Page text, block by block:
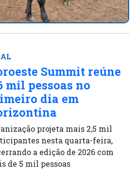
Summit reúne
mil pessoas no
dia em
projeta mais 2,5 mil
nesta quarta-feira,
a edição de 2026 com
de 5 mil pessoas